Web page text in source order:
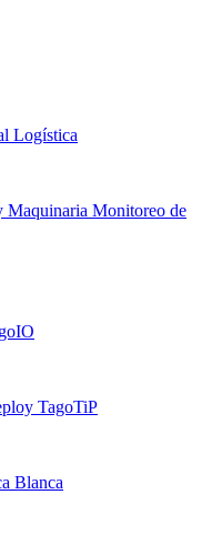
Logística
Maquinaria Monitoreo de
TagoTiP
Blanca